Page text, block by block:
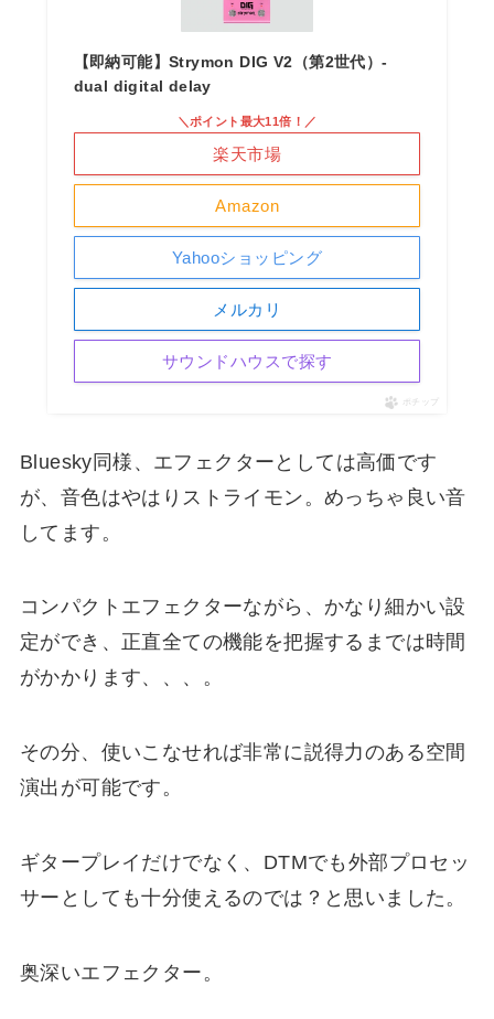
【即納可能】Strymon DIG V2（第2世代）-
dual digital delay
Amazon
＼ポイント最大11倍！／
楽天市場
Yahooショッピング
メルカリ
サウンドハウスで探す
ポチップ
Bluesky同様、エフェクターとしては高価です
が、音色はやはりストライモン。めっちゃ良い音
してます。
コンパクトエフェクターながら、かなり細かい設
定ができ、正直全ての機能を把握するまでは時間
がかかります、、、。
その分、使いこなせれば非常に説得力のある空間
演出が可能です。
ギタープレイだけでなく、DTMでも外部プロセッ
サーとしても十分使えるのでは？と思いました。
奥深いエフェクター。